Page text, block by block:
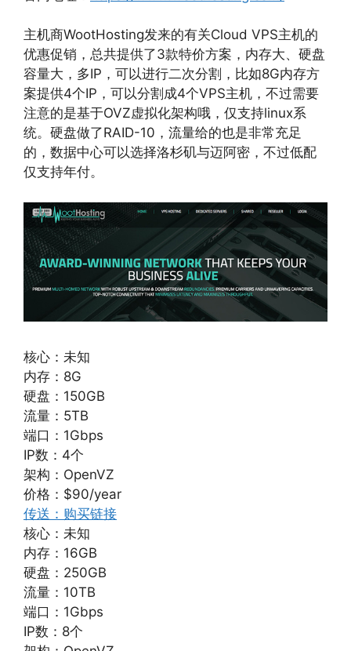
主机商WootHosting发来的有关Cloud VPS主机的
优惠促销，总共提供了3款特价方案，内存大、硬盘
容量大，多IP，可以进行二次分割，比如8G内存方
案提供4个IP，可以分割成4个VPS主机，不过需要
注意的是基于OVZ虚拟化架构哦，仅支持linux系
统。硬盘做了RAID-10，流量给的也是非常充足
的，数据中心可以选择洛杉矶与迈阿密，不过低配
仅支持年付。
核心：未知
内存：8G
硬盘：150GB
流量：5TB
端口：1Gbps
IP数：4个
架构：OpenVZ
价格：$90/year
传送：购买链接
核心：未知
内存：16GB
硬盘：250GB
流量：10TB
端口：1Gbps
IP数：8个